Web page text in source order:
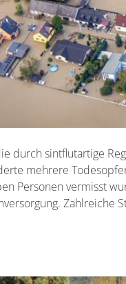
durch sintflutartige
mehrere
Personen vermisst
Zahlreiche